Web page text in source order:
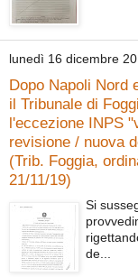
lunedì 16 dicembre
Dopo Napoli Nord
il Tribunale di
l'eccezione INPS
revisione / nuova
(Trib. Foggia,
21/11/19)
Si
de...